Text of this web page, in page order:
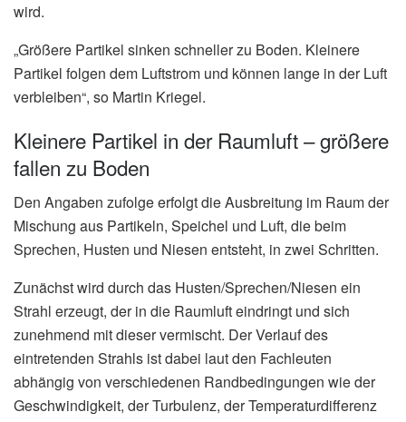
wird.
„Größere Partikel sinken schneller zu Boden. Kleinere
Partikel folgen dem Luftstrom und können lange in der Luft
verbleiben“, so Martin Kriegel.
Kleinere Partikel in der Raumluft – größere
fallen zu Boden
Den Angaben zufolge erfolgt die Ausbreitung im Raum der
Mischung aus Partikeln, Speichel und Luft, die beim
Sprechen, Husten und Niesen entsteht, in zwei Schritten.
Zunächst wird durch das Husten/Sprechen/Niesen ein
Strahl erzeugt, der in die Raumluft eindringt und sich
zunehmend mit dieser vermischt. Der Verlauf des
eintretenden Strahls ist dabei laut den Fachleuten
abhängig von verschiedenen Randbedingungen wie der
Geschwindigkeit, der Turbulenz, der Temperaturdifferenz